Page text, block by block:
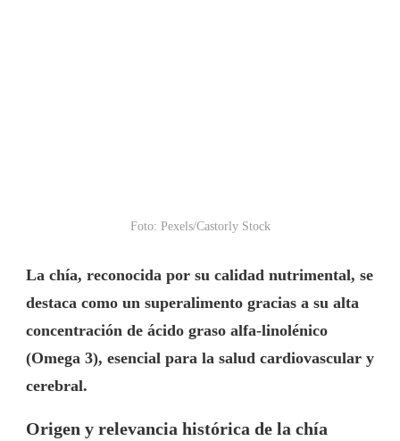
Foto: Pexels/Castorly Stock
La chía, reconocida por su calidad nutrimental, se
destaca como un superalimento gracias a su alta
concentración de ácido graso alfa-linolénico
(Omega 3), esencial para la salud cardiovascular y
cerebral.
Origen y relevancia histórica de la chía